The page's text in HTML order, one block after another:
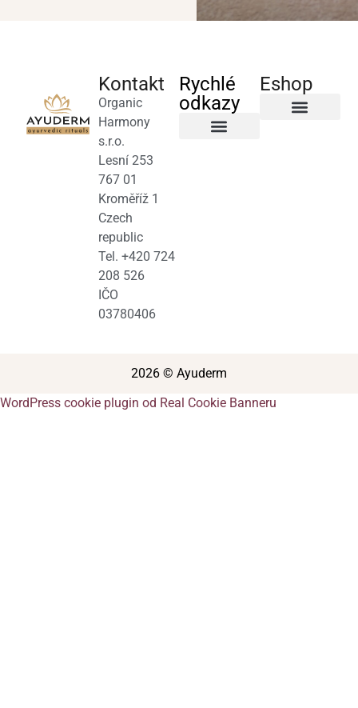
Kontakt
Organic
Harmony
s.r.o.
Lesní 253
767 01
Kroměříž 1
Czech
republic
Tel. +420 724
208 526
IČO
03780406
Rychlé
odkazy
Eshop
2026 © Ayuderm
WordPress cookie plugin od Real Cookie Banneru